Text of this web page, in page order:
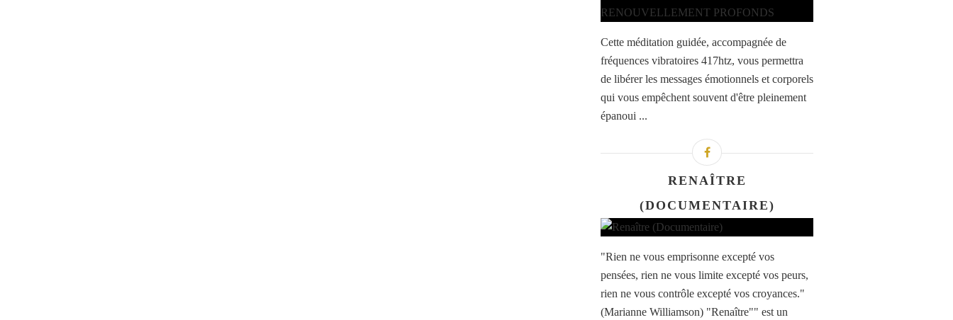
Cette méditation guidée, accompagnée de
fréquences vibratoires 417htz, vous permettra
de libérer les messages émotionnels et corporels
qui vous empêchent souvent d'être pleinement
épanoui ...
RENAÎTRE
(DOCUMENTAIRE)
"Rien ne vous emprisonne excepté vos
pensées, rien ne vous limite excepté vos peurs,
rien ne vous contrôle excepté vos croyances."
(Marianne Williamson) "Renaître"" est un